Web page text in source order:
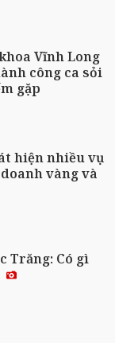
Vĩnh Long
công ca sỏi
gặp
hiện nhiều vụ
vàng và
Trăng: Có gì